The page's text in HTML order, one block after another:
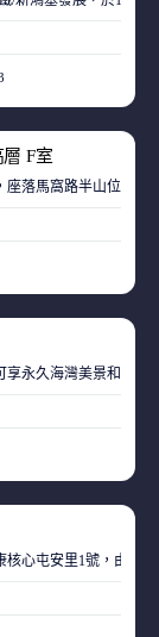
F室
落馬窩路半山位置
永久海灣美景和赤
核心屯安里1號，由